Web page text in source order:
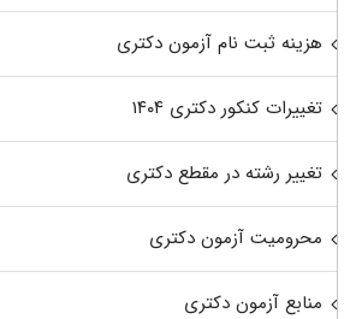
هزینه ثبت نام آزمون دکتری
تغییرات کنکور دکتری ۱۴۰۴
تغییر رشته در مقطع دکتری
محرومیت آزمون دکتری
منابع آزمون دکتری